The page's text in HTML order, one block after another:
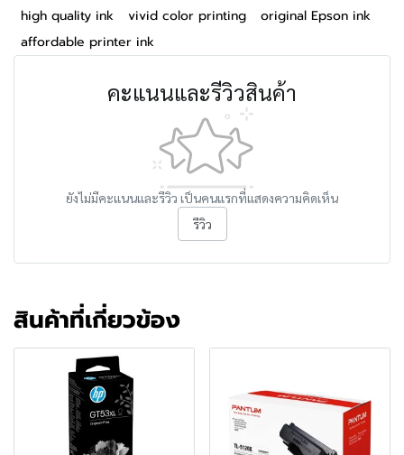
high quality ink
vivid color printing
original Epson ink
affordable printer ink
คะแนนและรีวิวสินค้า
ยังไม่มีคะแนนและรีวิว เป็นคนแรกที่แสดงความคิดเห็น
รีวิว
สินค้าที่เกี่ยวข้อง